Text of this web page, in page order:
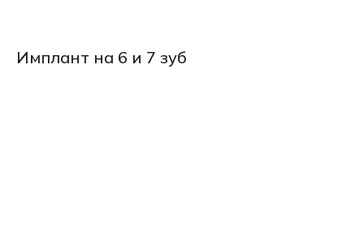
Имплант на 6 и 7 зуб